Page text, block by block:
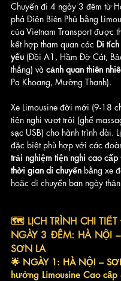
Chuyến đi 4 ngày 3 đêm từ
phá Điện Biên Phủ bằng
của Vietnam Transport được
kết hợp tham quan các Di
yếu (Đồi A1, Hầm Đờ Cát,
thắng) và cảnh quan thiên
Pa Khoang, Mường Thanh).
Xe Limousine đời mới (9-18
tiện nghi vượt trội (ghế
sạc USB) cho hành trình dài.
đặc biệt phù hợp với các
trải nghiệm tiện nghi cao cấp
thời gian di chuyển bằng xe
hoặc di chuyển ban ngày
🗺️ LỊCH TRÌNH CHI
NGÀY 3 ĐÊM: HÀ NỘI
SƠN LA
🌟 NGÀY 1: HÀ NỘI –
hưởng Limousine Cao cấp